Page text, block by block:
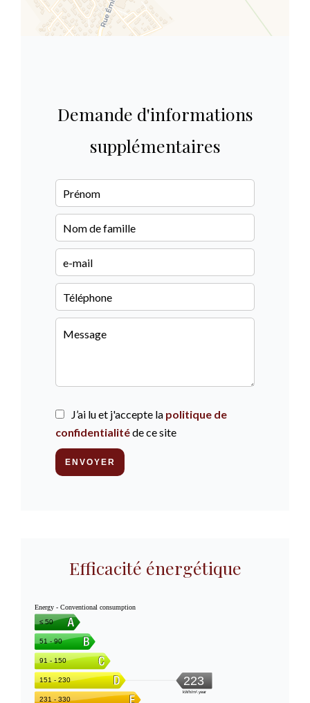
Demande d'informations
supplémentaires
J’ai lu et j'accepte la politique de
confidentialitéde ce site
ENVOYER
Efficacité énergétique